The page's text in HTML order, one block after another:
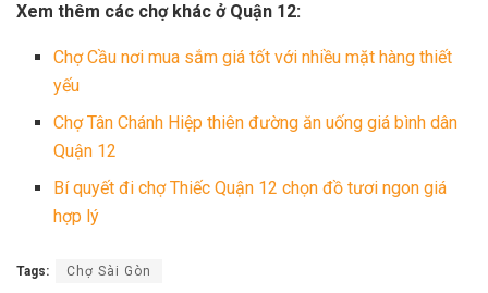
Xem thêm các chợ khác ở Quận 12:
Chợ Cầu nơi mua sắm giá tốt với nhiều mặt hàng thiết
yếu
Chợ Tân Chánh Hiệp thiên đường ăn uống giá bình dân
Quận 12
Bí quyết đi chợ Thiếc Quận 12 chọn đồ tươi ngon giá
hợp lý
Tags: Chợ Sài Gòn